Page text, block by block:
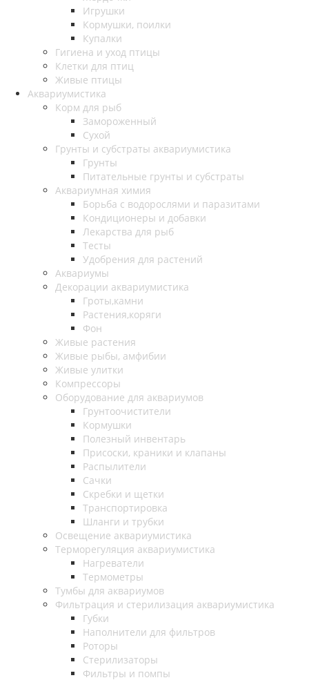
Игрушки
Кормушки, поилки
Купалки
Гигиена и уход птицы
Клетки для птиц
Живые птицы
Аквариумистика
Корм для рыб
Замороженный
Сухой
Грунты и субстраты аквариумистика
Грунты
Питательные грунты и субстраты
Аквариумная химия
Борьба с водорослями и паразитами
Кондиционеры и добавки
Лекарства для рыб
Тесты
Удобрения для растений
Аквариумы
Декорации аквариумистика
Гроты,камни
Растения,коряги
Фон
Живые растения
Живые рыбы, амфибии
Живые улитки
Компрессоры
Оборудование для аквариумов
Грунтоочистители
Кормушки
Полезный инвентарь
Присоски, краники и клапаны
Распылители
Сачки
Скребки и щетки
Транспортировка
Шланги и трубки
Освещение аквариумистика
Терморегуляция аквариумистика
Нагреватели
Термометры
Тумбы для аквариумов
Фильтрация и стерилизация аквариумистика
Губки
Наполнители для фильтров
Роторы
Стерилизаторы
Фильтры и помпы